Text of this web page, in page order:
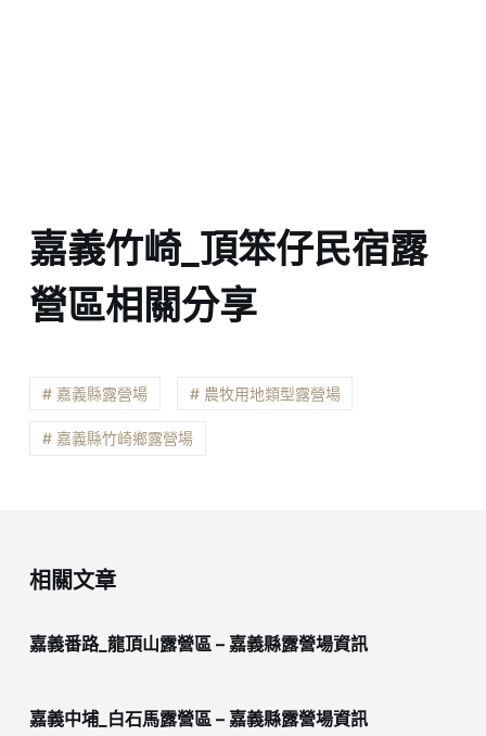
嘉義竹崎_頂笨仔民宿露
營區相關分享
# 嘉義縣露營場 # 農牧用地類型露營場
# 嘉義縣竹崎鄉露營場
相關文章
嘉義番路_龍頂山露營區 – 嘉義縣露營場資訊
嘉義中埔_白石馬露營區 – 嘉義縣露營場資訊